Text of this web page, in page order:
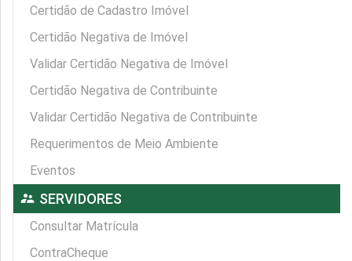
Certidão de Cadastro Imóvel
Certidão Negativa de Imóvel
Validar Certidão Negativa de Imóvel
Certidão Negativa de Contribuinte
Validar Certidão Negativa de Contribuinte
Requerimentos de Meio Ambiente
Eventos
supervisor_account SERVIDORES
Consultar Matrícula
ContraCheque